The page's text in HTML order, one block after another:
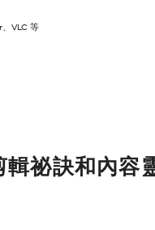
VLC 等
輯祕訣和內容